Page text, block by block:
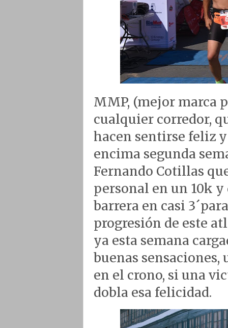
MMP, (mejor marca
cualquier corredor,
hacen sentirse feliz
encima segunda
Fernando Cotillas
personal en un 10k
barrera en casi
progresión de este
ya esta semana
buenas sensaciones,
en el crono, si una
dobla esa felicidad.